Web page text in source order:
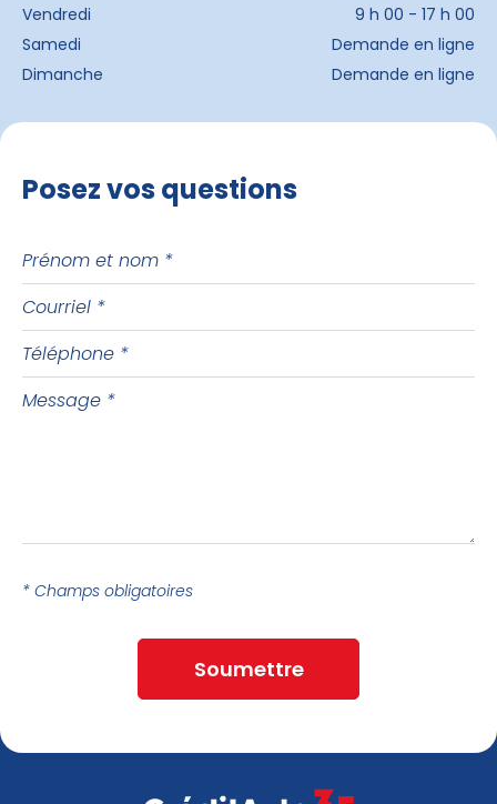
Vendredi
9 h 00 - 17 h 00
Samedi
Demande en ligne
Dimanche
Demande en ligne
Posez vos questions
Prénom
nom
Courriel
Téléphone
Message
* Champs obligatoires
Soumettre